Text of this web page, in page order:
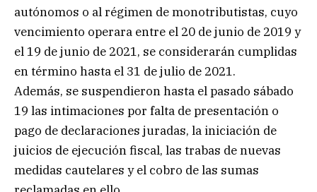
autónomos o al régimen de monotributistas, cuyo
vencimiento operara entre el 20 de junio de 2019 y
el 19 de junio de 2021, se considerarán cumplidas
en término hasta el 31 de julio de 2021.
Además, se suspendieron hasta el pasado sábado
19 las intimaciones por falta de presentación o
pago de declaraciones juradas, la iniciación de
juicios de ejecución fiscal, las trabas de nuevas
medidas cautelares y el cobro de las sumas